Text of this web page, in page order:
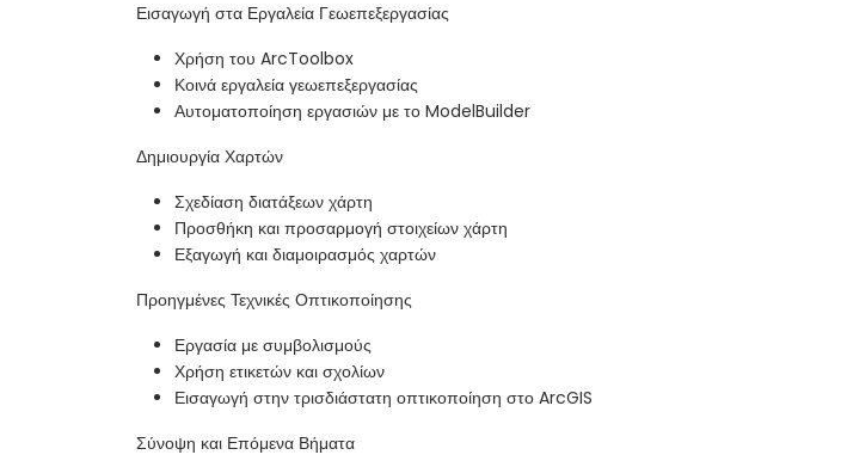
Εισαγωγή στα Εργαλεία Γεωεπεξεργασίας
Χρήση του ArcToolbox
Κοινά εργαλεία γεωεπεξεργασίας
Αυτοματοποίηση εργασιών με το ModelBuilder
Δημιουργία Χαρτών
Σχεδίαση διατάξεων χάρτη
Προσθήκη και προσαρμογή στοιχείων χάρτη
Εξαγωγή και διαμοιρασμός χαρτών
Προηγμένες Τεχνικές Οπτικοποίησης
Εργασία με συμβολισμούς
Χρήση ετικετών και σχολίων
Εισαγωγή στην τρισδιάστατη οπτικοποίηση στο ArcGIS
Σύνοψη και Επόμενα Βήματα